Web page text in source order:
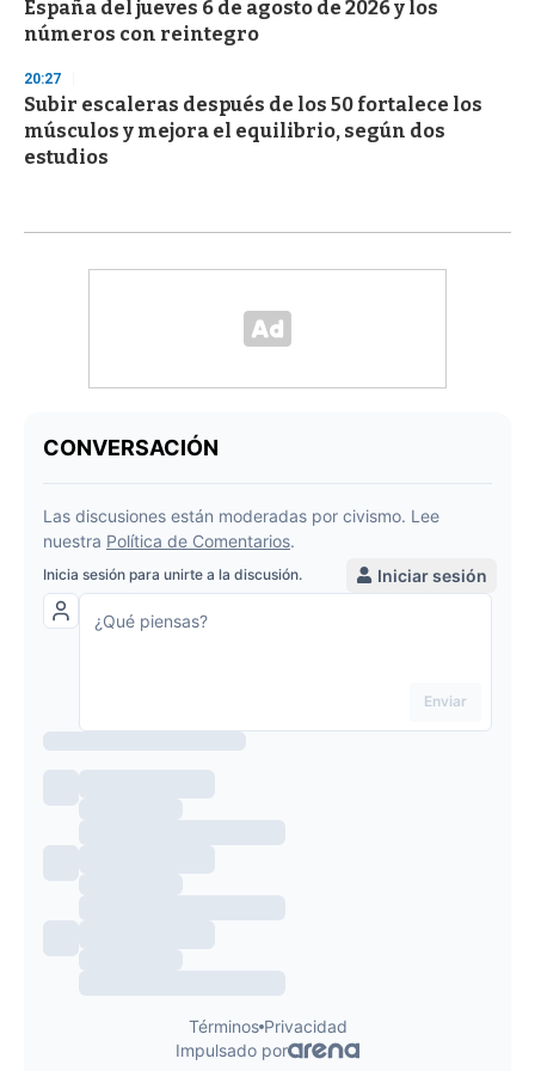
España del jueves 6 de agosto de 2026 y los
números con reintegro
20:27
Subir escaleras después de los 50 fortalece los
músculos y mejora el equilibrio, según dos
estudios